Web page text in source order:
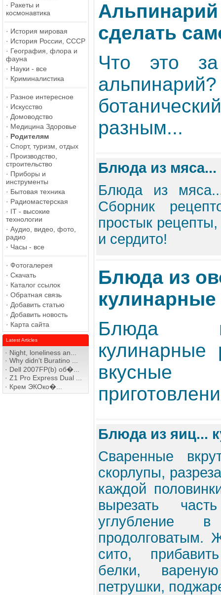
· Ракеты и
космонавтика
· История мировая
· История России, СССР
· География, флора и
фауна
· Науки - все
· Криминалистика
· Разное интересное
· Искусство
· Домоводство
· Медицина Здоровье
· Родителям
· Спорт, туризм, отдых
· Производство,
строительство
· Приборы и
инструменты
· Бытовая техника
· Радиомастерская
· IT - высокие
технологии
· Аудио, видео, фото,
радио
· Часы - все
· Фотогалерея
· Скачать
· Каталог ссылок
· Обратная связь
· Добавить статью
· Добавить новость
· Карта сайта
Latest Articles
· Night, loneliness an...
· Why didn't Buratino ...
· Dell 2007FP(b) об�...
· Z1 Pro Express Dual ...
· Крем ЭКОко�...
Альпинарий
сделать
Что это
разным...
Блюда из
Блюда из
Сборник
простык
и сердито!
Блюда из
Блюда
кулинарные
Блюда из яиц...
Сваренные
скорлупы,
каждой
вырезать
углубление
продолговатым.
сито,
белки,
петрушки,